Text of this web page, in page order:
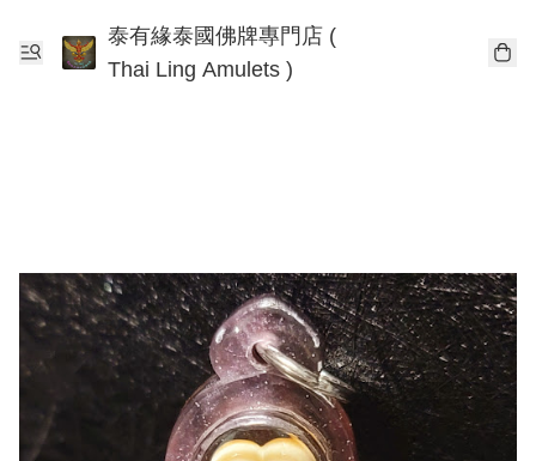
泰有緣泰國佛牌專門店 (
Thai Ling Amulets )